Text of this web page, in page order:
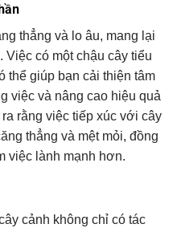
thẳng và lo âu, mang lại
Việc có một chậu cây tiểu
thể giúp bạn cải thiện tâm
việc và nâng cao hiệu quả
rằng việc tiếp xúc với cây
thẳng và mệt mỏi, đồng
việc lành mạnh hơn.
cảnh không chỉ có tác